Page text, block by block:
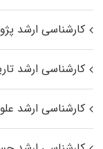
کارشناسی ارشد
کارشناسی ارشد
کارشناسی ارشد